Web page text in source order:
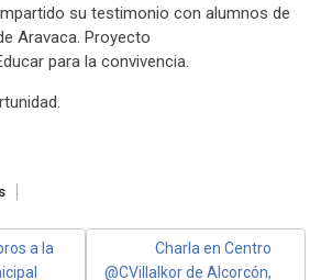
su testimonio con alumnos de
Aravaca. Proyecto
para la convivencia.
a la
Charla en Centro
@CVillalkor de Alcorcón,